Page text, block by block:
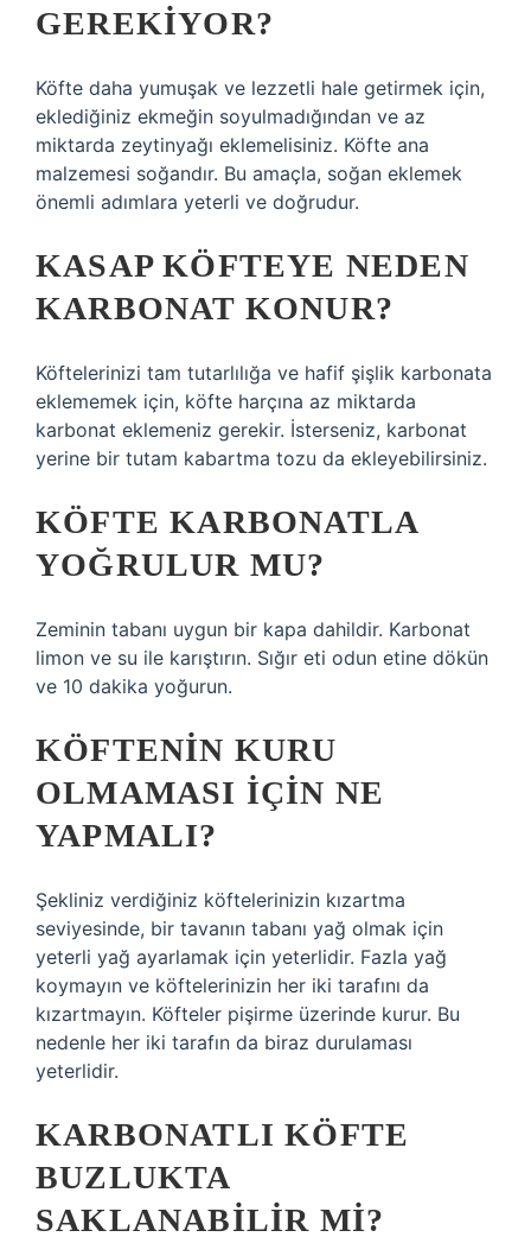
GEREKIYOR?
Köfte daha yumuşak ve lezzetli hale getirmek için,
eklediğiniz ekmeğin soyulmadığından ve az
miktarda zeytinyağı eklemelisiniz. Köfte ana
malzemesi soğandır. Bu amaçla, soğan eklemek
önemli adımlara yeterli ve doğrudur.
KASAP KÖFTEYE NEDEN
KARBONAT KONUR?
Köftelerinizi tam tutarlılığa ve hafif şişlik karbonata
eklememek için, köfte harçına az miktarda
karbonat eklemeniz gerekir. İsterseniz, karbonat
yerine bir tutam kabartma tozu da ekleyebilirsiniz.
KÖFTE KARBONATLA
YOĞRULUR MU?
Zeminin tabanı uygun bir kapa dahildir. Karbonat
limon ve su ile karıştırın. Sığır eti odun etine dökün
ve 10 dakika yoğurun.
KÖFTENIN KURU
OLMAMASI IÇIN NE
YAPMALI?
Şekliniz verdiğiniz köftelerinizin kızartma
seviyesinde, bir tavanın tabanı yağ olmak için
yeterli yağ ayarlamak için yeterlidir. Fazla yağ
koymayın ve köftelerinizin her iki tarafını da
kızartmayın. Köfteler pişirme üzerinde kurur. Bu
nedenle her iki tarafın da biraz durulaması
yeterlidir.
KARBONATLI KÖFTE
BUZLUKTA
SAKLANABILIR MI?